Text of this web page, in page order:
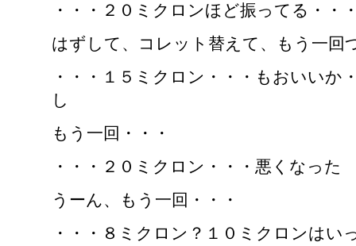
・・・２０ミクロンほど振ってる・・
はずして、コレット替えて、もう一回
・・・１５ミクロン・・・もおいいか
し
もう一回・・・
・・・２０ミクロン・・・悪くなった
うーん、もう一回・・・
・・・８ミクロン？１０ミクロンはい